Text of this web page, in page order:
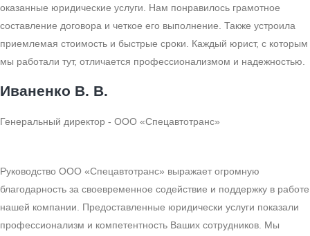
оказанные юридические услуги. Нам понравилось грамотное
составление договора и четкое его выполнение. Также устроила
приемлемая стоимость и быстрые сроки. Каждый юрист, с которым
мы работали тут, отличается профессионализмом и надежностью.
Иваненко В. В.
Генеральный директор - ООО «Спецавтотранс»
Руководство ООО «Спецавтотранс» выражает огромную
благодарность за своевременное содействие и поддержку в работе
нашей компании. Предоставленные юридически услуги показали
профессионализм и компетентность Ваших сотрудников. Мы